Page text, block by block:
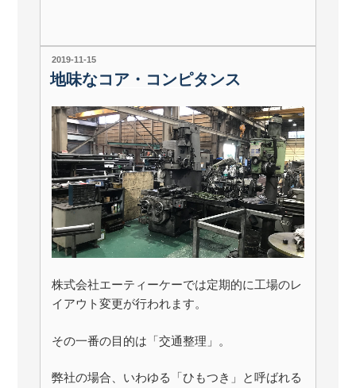
投
稿
日:
2019-11-15
地味なコア・コンピタンス
株式会社エーティーケーでは定期的に工場のレ
イアウト変更が行われます。
その一番の目的は「交通整理」。
弊社の場合、いわゆる「ひもつき」と呼ばれる